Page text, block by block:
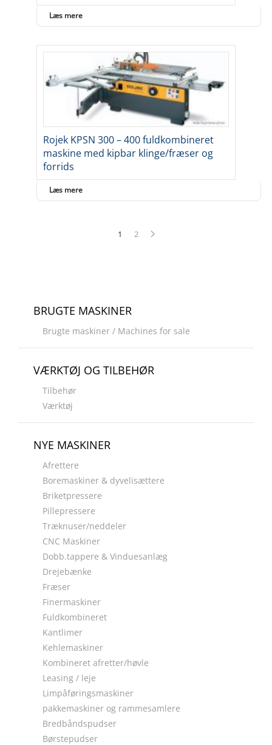
Læs mere
Rojek KPSN 300 – 400 fuldkombineret
maskine med kipbar klinge/fræser og
forrids
Læs mere
1 2
BRUGTE MASKINER
Brugte maskiner / Machines for sale
VÆRKTØJ OG TILBEHØR
Tilbehør
Værktøj
NYE MASKINER
Afrettere
Boremaskiner & dyvelisættere
Briketpressere
Pillepressere
Træknuser/neddeler
CNC Maskiner
Dobb.tappere & Vinduesanlæg
Drejebænke
Fræser
Finermaskiner
Fuldkombineret
Kantlimer
Kehlemaskiner
Kombineret afretter/høvle
Leasing / leje
Limpåføringsmaskiner
pakkemaskiner og rammesamlere
Bredbåndspudser
Børstepudser